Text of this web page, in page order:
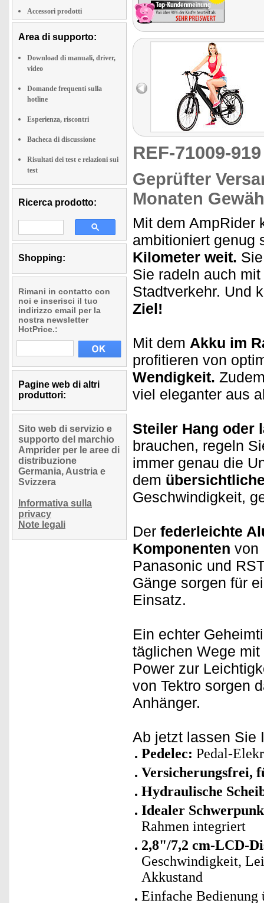
Accessori prodotti
Area di supporto:
Download di manuali, driver,
video
Domande frequenti sulla
hotline
Esperienza, riscontri
Bacheca di discussione
Risultati dei test e relazioni sui
test
Ricerca prodotto:
Shopping:
Rimani in contatto con
noi e inserisci il tuo
indirizzo email per la
nostra newsletter
HotPrice.:
Pagine web di altri
produttori:
Sito web di servizio e
supporto del marchio
Amprider per le aree di
distribuzione
Germania, Austria e
Svizzera
Informativa sulla
privacy
Note legali
REF-71009-
Geprüfter
Monaten
Mit dem AmpRider
ambitioniert genug
Kilometer weit.
Sie radeln auch
Stadtverkehr. Und
Ziel!
Mit dem Akku im
profitieren von
Wendigkeit.
viel eleganter aus
Steiler Hang oder
brauchen, regeln
immer genau die
dem
Geschwindigkeit,
Der federleichte
Komponenten von
Panasonic und
Gänge sorgen für
Einsatz.
Ein echter
täglichen Wege
Power zur
von Tektro sorgen
Anhänger.
Ab jetzt lassen Sie
Pedelec: Pedal-
Versicherungsfrei,
Hydraulische
Idealer
Rahmen integriert
2,8"/7,2 cm-LCD-
Geschwindigkeit,
Akkustand
Einfache Bedienung